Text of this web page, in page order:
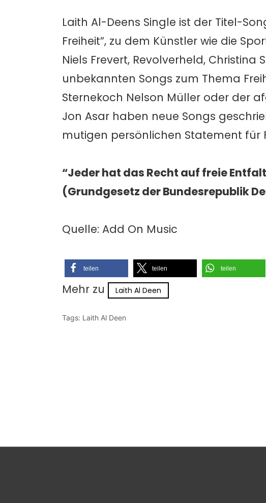
Laith Al-Deens Single ist der Titel-
Freiheit”, zu dem Künstler wie die
Niels Frevert, Revolverheld, Christina
unbekannten Songs zum Thema
Sternekoch Nelson Müller oder der
Jon Asar haben neue Songs
mutigen persönlichen Statement für
“Jeder hat das Recht auf freie
(Grundgesetz der Bundesrepublik
Quelle: Add On Music
teilen teilen teilen
Mehr zu Laith Al Deen
Tags: Laith Al Deen